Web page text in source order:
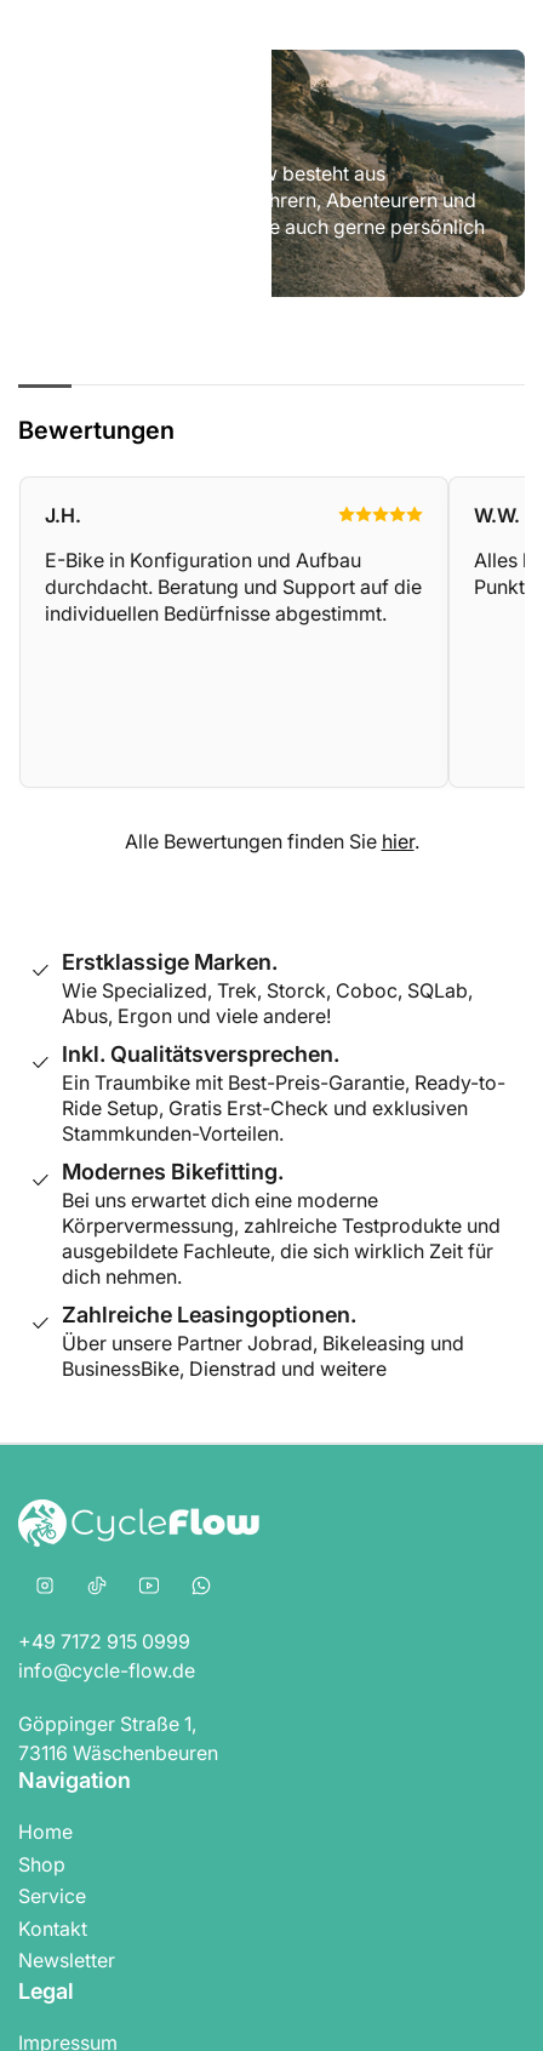
Feel
the
Flow!
Das Team von CycleFlow besteht aus
leidenschaftlichen Radfahrern, Abenteurern und
Sportlern. Wir beraten Sie auch gerne persönlich
Bewertungen
J.H.
E-Bike in Konfiguration und Aufbau
durchdacht. Beratung und Support auf die
individuellen Bedürfnisse abgestimmt.
W.W.
Alles
Alle Bewertungen finden Sie hier.
Erstklassige Marken.
Wie Specialized, Trek, Storck, Coboc, SQLab,
Abus, Ergon und viele andere!
Inkl. Qualitätsversprechen.
Ein Traumbike mit Best-Preis-Garantie, Ready-to-
Ride Setup, Gratis Erst-Check und exklusiven
Stammkunden-Vorteilen.
Modernes Bikefitting.
Bei uns erwartet dich eine moderne
Körpervermessung, zahlreiche Testprodukte und
ausgebildete Fachleute, die sich wirklich Zeit für
dich nehmen.
Zahlreiche Leasingoptionen.
Über unsere Partner Jobrad, Bikeleasing und
BusinessBike, Dienstrad und weitere
InstagramTikTokYouTubeWhatsApp
+49 7172 915 0999
info@cycle-flow.de
Göppinger Straße 1,
73116 Wäschenbeuren
Navigation
Home
Shop
Service
Kontakt
Newsletter
Legal
Impressum